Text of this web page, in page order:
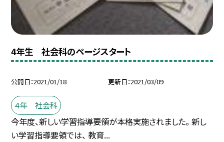
4年生 社会科のページスタート
公開日 2021/01/18 更新日 2021/03/09
４年 社会科
今年度、新しい学習指導要領が本格実施されました。 新し
い学習指導要領では、 教育...